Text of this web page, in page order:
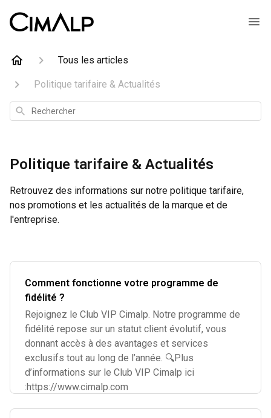
Tous les articles
Politique tarifaire & Actualités
Rechercher
Politique tarifaire & Actualités
Retrouvez des informations sur notre politique tarifaire,
nos promotions et les actualités de la marque et de
l'entreprise.
Comment fonctionne votre programme de
fidélité ?
Rejoignez le Club VIP Cimalp. Notre programme de
fidélité repose sur un statut client évolutif, vous
donnant accès à des avantages et services
exclusifs tout au long de l’année. 🔍Plus
d’informations sur le Club VIP Cimalp ici
:https://www.cimalp.com